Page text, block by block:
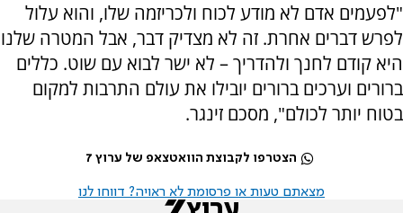
"לפעמים אדם לא מודע לכוח ולכריזמה שלו, והוא עלול
לפרש דברים אחרת. זה לא מצדיק דבר, אבל המטרה שלנו
היא קודם לחנך ולהדריך – לא ישר לבוא עם שוט. כללים
ברורים וערכים ברורים יובילו את עולם התרבות למקום
בטוח יותר לכולם", מסכם זינגר.
הצטרפו לקבוצת הוואטצאפ של ערוץ 7
מצאתם טעות או פרסומת לא ראויה? דווחו לנו